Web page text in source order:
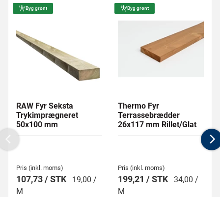
Byg grønt
RAW Fyr Seksta
Trykimprægneret
50x100 mm
Pris (inkl. moms)
107,73 / STK
19,00 /
M
Byg grønt
Thermo Fyr
Terrassebrædder
26x117 mm Rillet/Glat
Pris (inkl. moms)
199,21 / STK 34,00 /
M
Previous